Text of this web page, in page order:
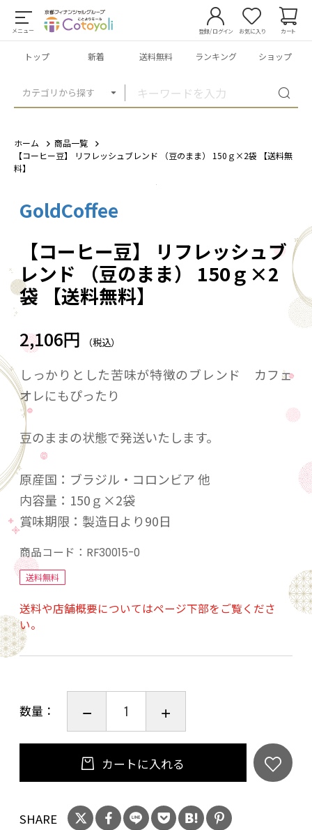
メニュー
カテゴリから探す
登録/ログイン お気に入り カート
トップ 新着 送料無料 ランキング ショップ
ホーム
商品一覧
【コーヒー豆】 リフレッシュブレンド （豆のまま） 150ｇ×2袋 【送料無
料】
GoldCoffee
【コーヒー豆】 リフレッシュブ
レンド （豆のまま） 150ｇ×2
袋 【送料無料】
2,106円 （税込）
しっかりとした苦味が特徴のブレンド カフェ
オレにもぴったり
豆のままの状態で発送いたします。
原産国：ブラジル・コロンビア 他
内容量：150ｇ×2袋
賞味期限：製造日より90日
商品コード： RF30015-0
送料無料
送料や店舗概要についてはページ下部をご覧くださ
い。
数量：
カートに入れる
SHARE